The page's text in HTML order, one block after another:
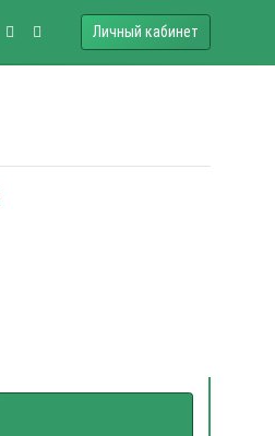
Личный кабинет